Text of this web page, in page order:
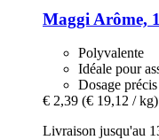
Maggi Arôme,
Polyvalente
Idéale pour
Dosage
€ 2,39 (€ 19,12 / kg)
Livraison jusqu'au